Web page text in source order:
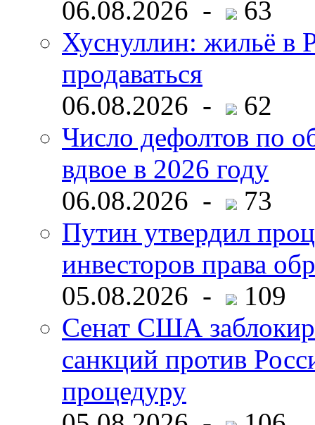
06.08.2026 -
63
Хуснуллин: жильё в
продаваться
06.08.2026 -
62
Число дефолтов по
вдвое в 2026 году
06.08.2026 -
73
Путин утвердил
инвесторов права
05.08.2026 -
109
Сенат США
санкций против
процедуру